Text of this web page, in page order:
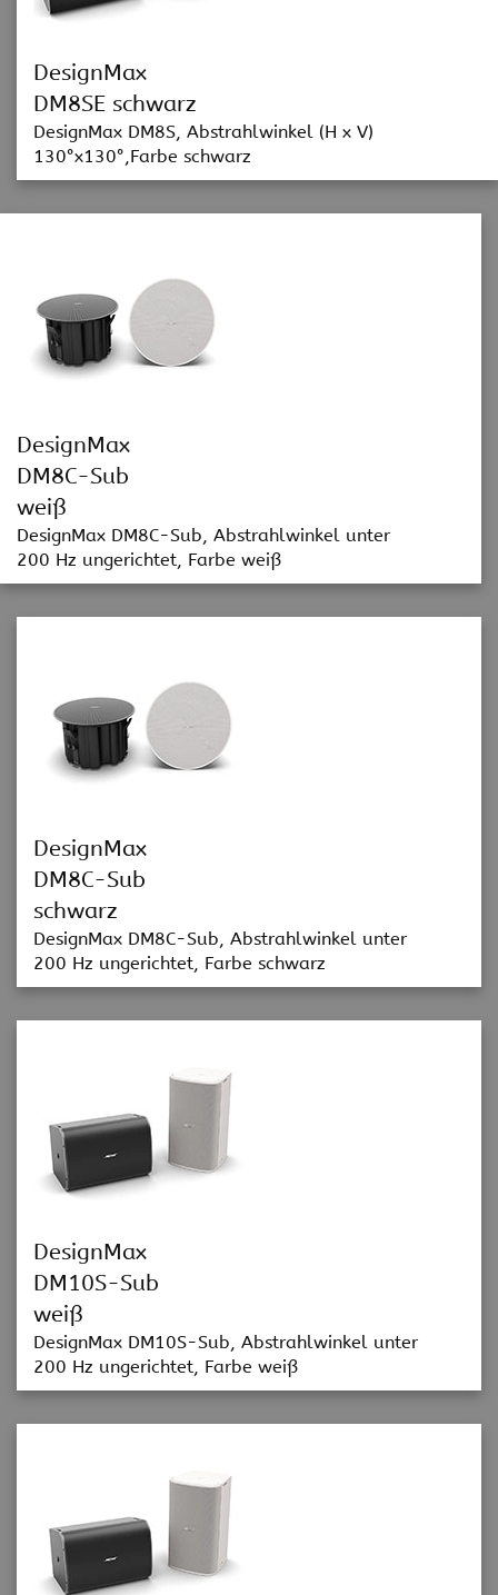
DesignMax
DM8SE schwarz
DesignMax DM8S, Abstrahlwinkel (H x V)
130°x130°,Farbe schwarz
DesignMax
DM8C-Sub
weiß
DesignMax DM8C-Sub, Abstrahlwinkel unter
200 Hz ungerichtet, Farbe weiß
DesignMax
DM8C-Sub
schwarz
DesignMax DM8C-Sub, Abstrahlwinkel unter
200 Hz ungerichtet, Farbe schwarz
DesignMax
DM10S-Sub
weiß
DesignMax DM10S-Sub, Abstrahlwinkel unter
200 Hz ungerichtet, Farbe weiß